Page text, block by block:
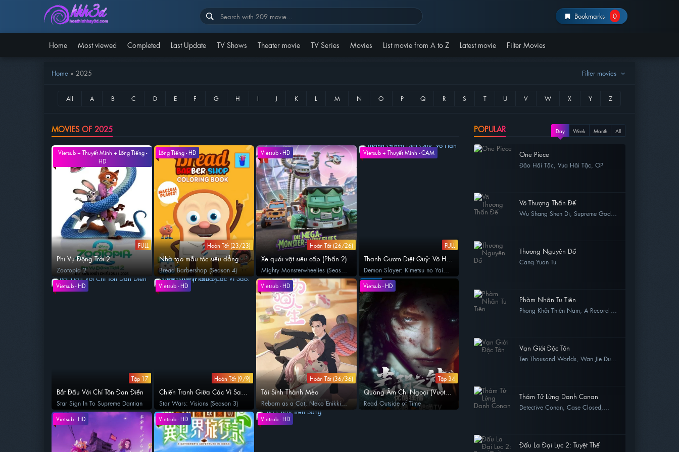
Bookmarks 0
Home Most viewed Completed Last Update TV Shows Theater movie TV Series Movies List movie from A to Z Latest movie Filter Movies
Home » 2025 Filter movies
MOVIES OF 2025
Vietsub + Thuyết Minh + Lồng Tiếng -
HD
FULL
Phi Vụ Động Trời 2
Zootopia 2
Lồng Tiếng - HD
Hoàn Tất (23/23)
Nhà tạo mẫu tóc siêu đẳng
(Phần 4)
Bread Barbershop (Season 4)
Vietsub - HD
Hoàn Tất (26/26)
Xe quái vật siêu cấp (Phần 2)
Mighty Monsterwheelies (Season
2)
Vietsub + Thuyết Minh - CAM
FULL
Thanh Gươm Diệt Quỷ: Vô Hạn
Thành
Demon Slayer: Kimetsu no Yaiba
Infinity Castle
Vietsub - HD
Tập 17
Bắt Đầu Với Chí Tôn Đan Điền
Star Sign In To Supreme Dantian
Vietsub - HD
Hoàn Tất (9/9)
Chiến Tranh Giữa Các Vì Sao:
Tầm Nhìn (Phần 3)
Star Wars: Visions (Season 3)
Vietsub - HD
Hoàn Tất (36/36)
Tái Sinh Thành Mèo
Reborn as a Cat, Neko Enikki,
Just for a Meowment, 为喵人生
Vietsub - HD
Tập 34
Quang Âm Chi Ngoại (Vượt
Ranh Giới Thời Gian)
Read Outside of Time
Vietsub - HD Vietsub - HD Vietsub - HD
POPULAR Day Week Month All
One Piece
Đảo Hải Tặc, Vua Hải Tặc, OP
Vô Thượng Thần Đế
Wu Shang Shen Di, Supreme God
Thương Nguyên Đồ
Cang Yuan Tu
Phàm Nhân Tu Tiên
Phong Khởi Thiên Nam, A Record Of
A Mortal's Journey To Immortality,
Vạn Giới Độc Tôn
Ten Thousand Worlds, Wan Jie Du
Thám Tử Lừng Danh Conan
Detective Conan, Case Closed,
Đấu La Đại Lục 2: Tuyệt Thế